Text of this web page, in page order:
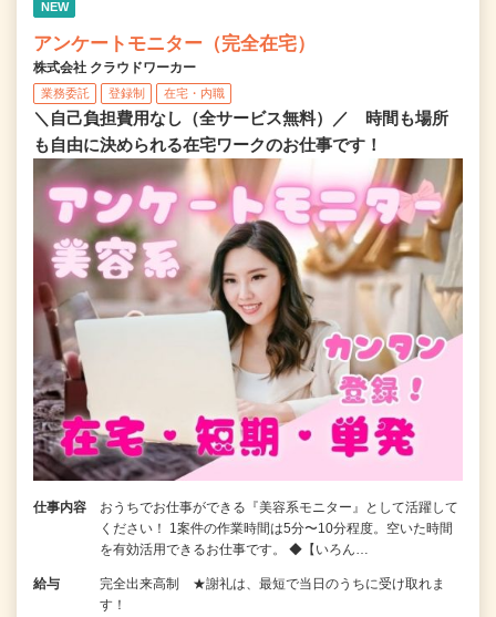
NEW
アンケートモニター（完全在宅）
株式会社 クラウドワーカー
業務委託 登録制 在宅・内職
＼自己負担費用なし（全サービス無料）／ 時間も場所
も自由に決められる在宅ワークのお仕事です！
仕事内容
おうちでお仕事ができる『美容系モニター』として活躍して
ください！ 1案件の作業時間は5分〜10分程度。空いた時間
を有効活用できるお仕事です。 ◆【いろん…
給与
完全出来高制 ★謝礼は、最短で当日のうちに受け取れま
す！